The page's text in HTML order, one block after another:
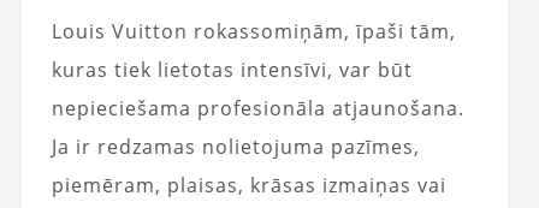
Louis Vuitton rokassomiņām, īpaši tām,
kuras tiek lietotas intensīvi, var būt
nepieciešama profesionāla atjaunošana.
Ja ir redzamas nolietojuma pazīmes,
piemēram, plaisas, krāsas izmaiņas vai